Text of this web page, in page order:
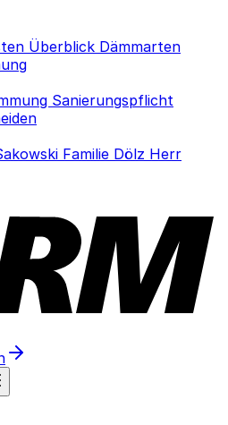
Überblick Dämmarten
Sanierungspflicht
Familie Dölz Herr